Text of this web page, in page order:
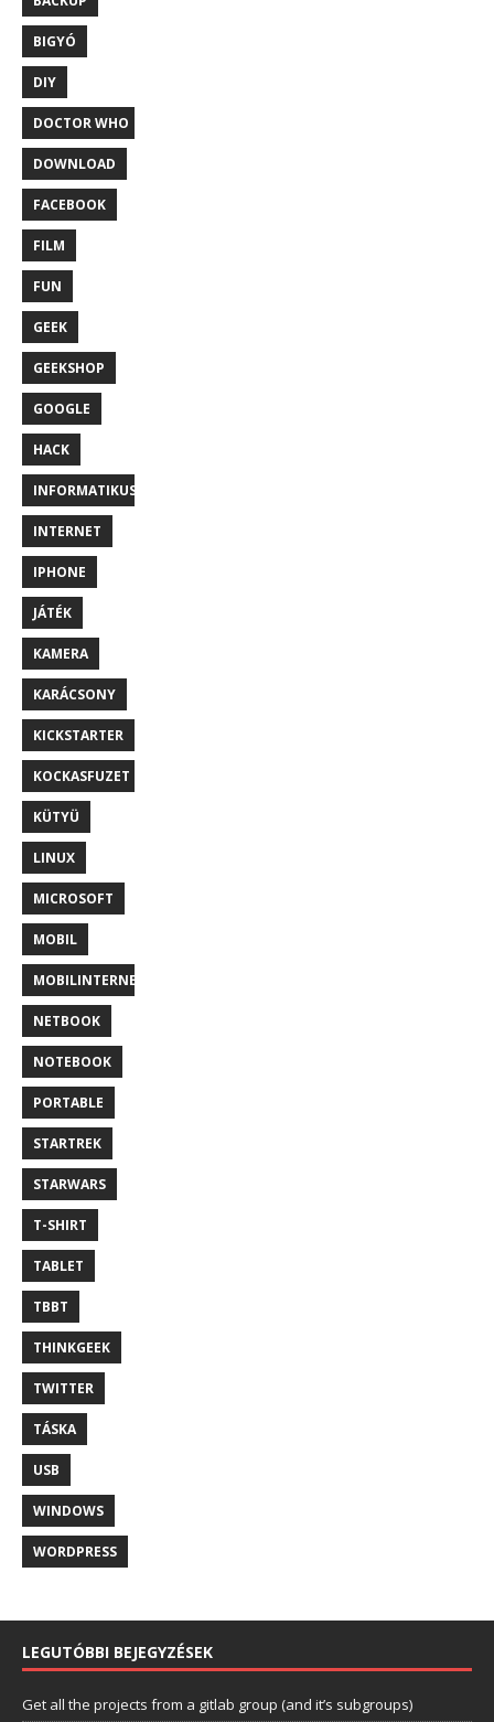
BIGYÓ
DIY
DOCTOR WHO
DOWNLOAD
FACEBOOK
FILM
FUN
GEEK
GEEKSHOP
GOOGLE
HACK
INFORMATIKUS
INTERNET
IPHONE
JÁTÉK
KAMERA
KARÁCSONY
KICKSTARTER
KOCKASFUZET
KÜTYÜ
LINUX
MICROSOFT
MOBIL
MOBILINTERNET
NETBOOK
NOTEBOOK
PORTABLE
STARTREK
STARWARS
T-SHIRT
TABLET
TBBT
THINKGEEK
TWITTER
TÁSKA
USB
WINDOWS
WORDPRESS
LEGUTÓBBI BEJEGYZÉSEK
Get all the projects from a gitlab group (and it’s subgroups)